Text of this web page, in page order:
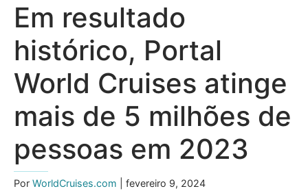
Em resultado
histórico, Portal
World Cruises atinge
mais de 5 milhões de
pessoas em 2023
Por WorldCruises.com | fevereiro 9, 2024